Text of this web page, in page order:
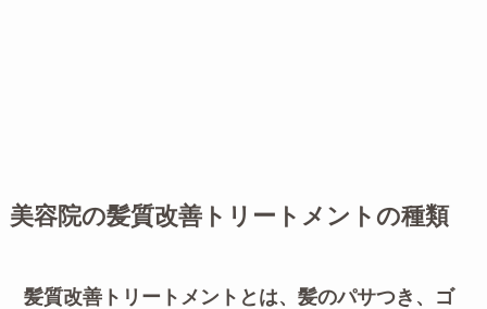
美容院の髪質改善トリートメントの種類
髪質改善トリートメントとは、髪のパサつき、ゴ